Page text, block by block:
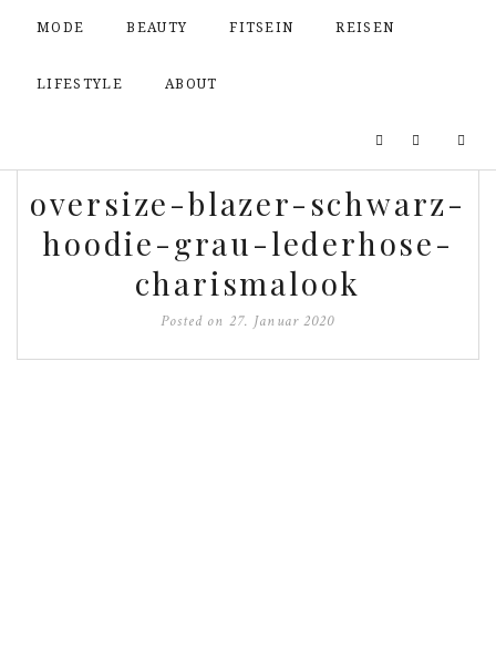
MODE BEAUTY FITSEIN REISEN
LIFESTYLE ABOUT
oversize-blazer-schwarz-
hoodie-grau-lederhose-
charismalook
Posted on 27. Januar 2020